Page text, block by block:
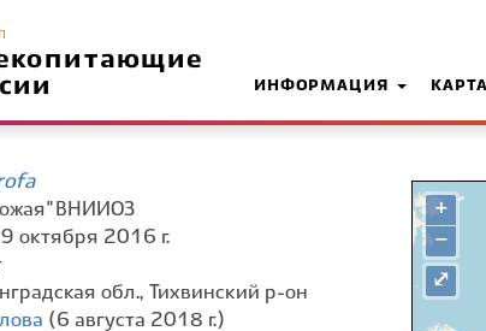
ИНФОРМАЦИЯ КАРТА
ВНИИОЗ
9 октября 2016 г.
обл., Тихвинский р-он
(6 августа 2018 г.)
+
−
⤢